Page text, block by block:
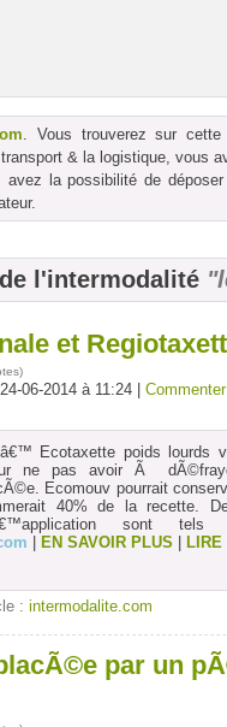
. Vous trouverez sur
& la logistique, vous
la possibilité de
l'intermodalité
et
)
06-2014 à 11:24 | Commenter
Ecotaxette poids lourds
ne pas avoir Ã
Ecomouv pourrait
40% de la recette.
sont
EN SAVOIR PLUS
: intermodalite.com
par un